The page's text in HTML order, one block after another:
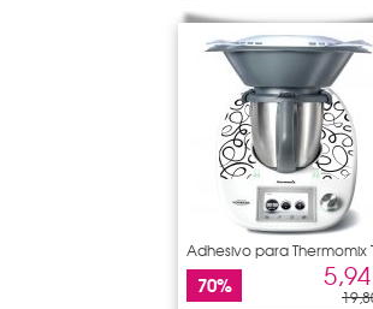
Adhesivo para Thermomix
5
70%